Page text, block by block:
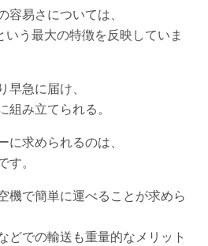
易さについては、
いう最大の特徴を反映していま
急に届け、
組み立てられる。
求められるのは、
。
機で簡単に運べることが求めら
どでの輸送も重量的なメリット